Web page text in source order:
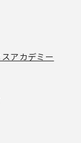
アカデミー